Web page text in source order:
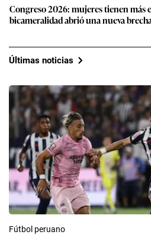
Congreso 2026: mujeres tienen más
bicameralidad abrió una nueva
Últimas noticias
Fútbol peruano